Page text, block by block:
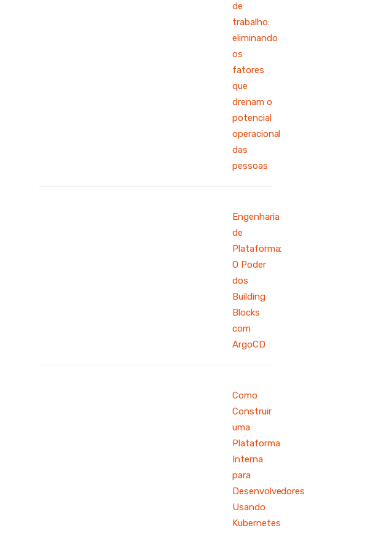
de
trabalho:
eliminando
os
fatores
que
drenam o
potencial
operacional
das
pessoas
Engenharia
de
Plataforma:
O Poder
dos
Building
Blocks
com
ArgoCD
Como
Construir
uma
Plataforma
Interna
para
Desenvolvedores
Usando
Kubernetes